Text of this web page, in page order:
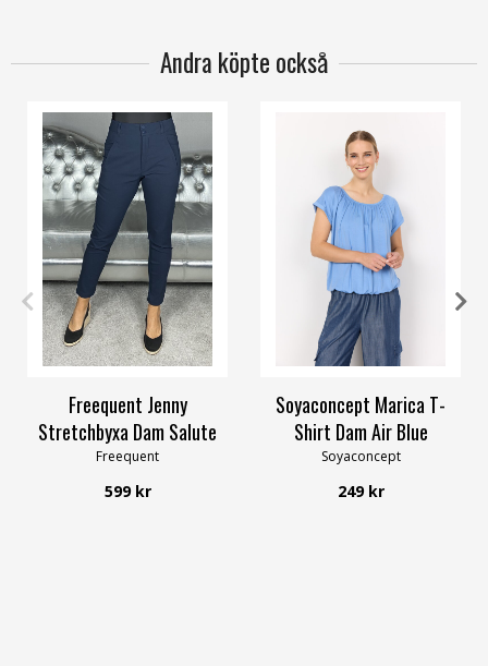
Andra köpte också
XXS XS S M L XXL
Freequent Jenny
Stretchbyxa Dam Salute
Freequent
599 kr
XL XXL
Soyaconcept Marica T-
Shirt Dam Air Blue
Soyaconcept
249 kr